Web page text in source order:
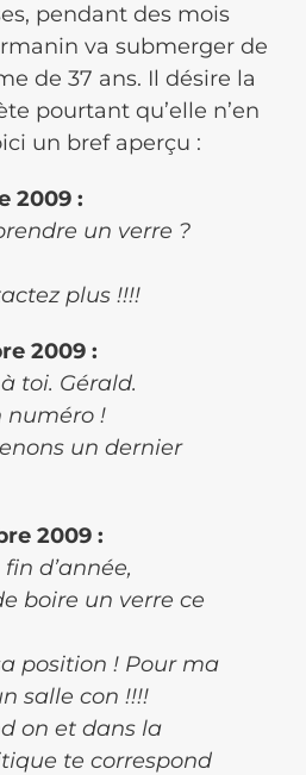
pendant des mois
va submerger de
de 37 ans. Il désire la
pourtant qu’elle n’en
un bref aperçu :
2009 :
un verre ?
plus !!!!
2009 :
toi. Gérald.
numéro !
un dernier
2009 :
d’année,
boire un verre ce
position ! Pour ma
salle con !!!!
on et dans la
te correspond